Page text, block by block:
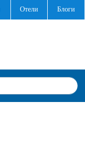
Отели Блоги